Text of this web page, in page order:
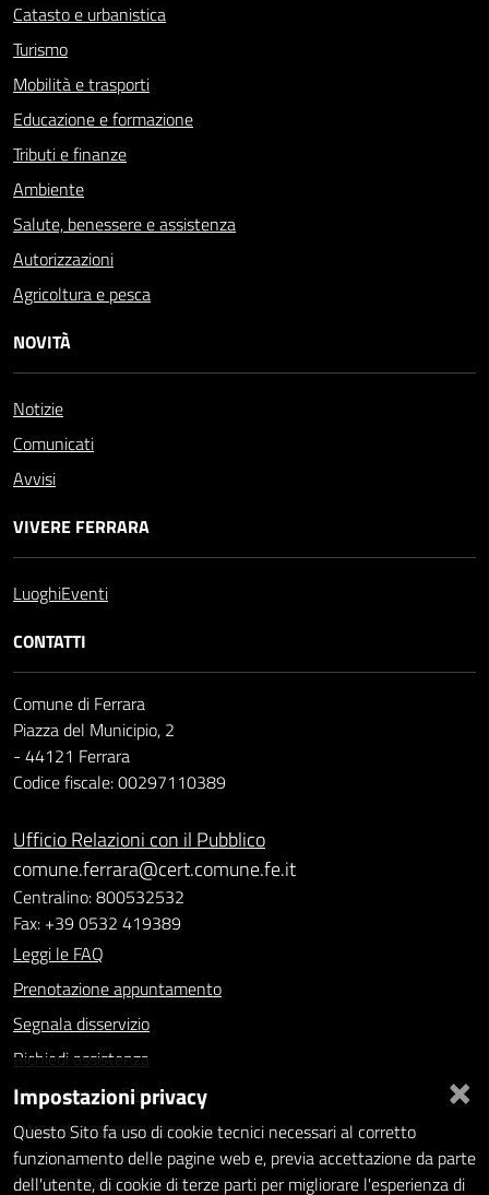
Catasto e urbanistica
Turismo
Mobilità e trasporti
Educazione e formazione
Tributi e finanze
Ambiente
Salute, benessere e assistenza
Autorizzazioni
Agricoltura e pesca
NOVITÀ
Notizie
Comunicati
Avvisi
VIVERE FERRARA
LuoghiEventi
CONTATTI
Comune di Ferrara
Piazza del Municipio, 2
- 44121 Ferrara
Codice fiscale: 00297110389
Ufficio Relazioni con il Pubblico
comune.ferrara@cert.comune.fe.it
Centralino: 800532532
Fax: +39 0532 419389
Leggi le FAQ
Prenotazione appuntamento
Segnala disservizio
Richiedi assistenza
Statistiche dei Siti web
Intranet - accesso riservato
Amministrazione trasparente
×
Impostazioni privacy
Questo Sito fa uso di cookie tecnici necessari al corretto
funzionamento delle pagine web e, previa accettazione da parte
dell'utente, di cookie di terze parti per migliorare l'esperienza di